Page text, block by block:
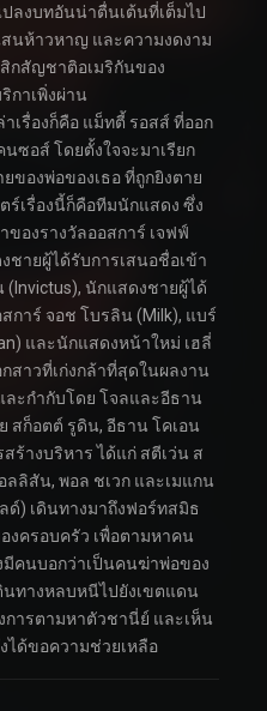
ลงบทอันน่าตื่นเต้นที่เต็มไป
นห้าวหาญ และความงดงาม
กสัญชาติอเมริกันของ
กาเพิ่งผ่าน
เรื่องก็คือ แม็ทตี้ รอสส์ ที่ออก
ซอส์ โดยตั้งใจจะมาเรียก
ของพ่อของเธอ ที่ถูกยิงตาย
ร์เรื่องนี้ก็คือทีมนักแสดง ซึ่ง
ของรางวัลออสการ์ เจฟฟ์
ชายผู้ได้รับการเสนอชื่อเข้า
(Invictus), นักแสดงชายผู้ได้
การ์ จอช โบรลิน (Milk), แบร์
และนักแสดงหน้าใหม่ เฮลี่
สาวที่เก่งกล้าที่สุดในผลงาน
ละกำกับโดย โจลและอีธาน
สก็อตต์ รูดิน, อีธาน โคเอน
ร้างบริหาร ได้แก่ สตีเว่น ส
ลลิสัน, พอล ชเวก และเมแกน
ด์) เดินทางมาถึงฟอร์ทสมิธ
งครอบครัว เพื่อตามหาคน
คนบอกว่าเป็นคนฆ่าพ่อของ
นทางหลบหนีไปยังเขตแดน
การตามหาตัวชานี่ย์ และเห็น
ได้ขอความช่วยเหลือ